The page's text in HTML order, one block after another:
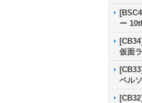
ー
仮面
ペル